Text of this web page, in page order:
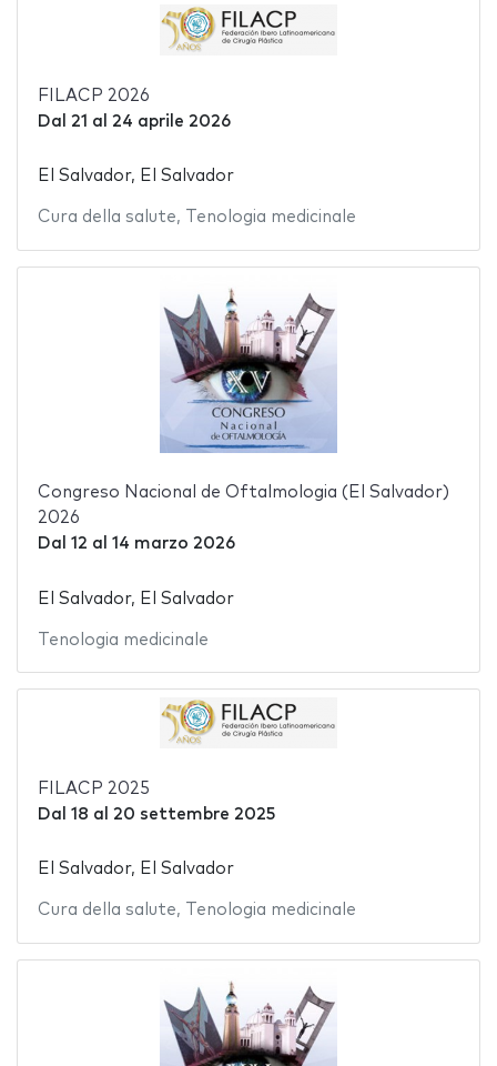
FILACP 2026
Dal 21 al 24 aprile 2026
El Salvador, El Salvador
Cura della salute, Tenologia medicinale
Congreso Nacional de Oftalmologia (El Salvador)
2026
Dal 12 al 14 marzo 2026
El Salvador, El Salvador
Tenologia medicinale
FILACP 2025
Dal 18 al 20 settembre 2025
El Salvador, El Salvador
Cura della salute, Tenologia medicinale